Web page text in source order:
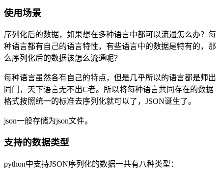
使用场景
序列化后的数据，如果想在多种语言中都可以流通怎么办？每
种语言都有自己的语言特性，有些语言中的数据是特有的，那
么序列化后的数据该怎么流通呢？
每种语言虽然各有自己的特点，但是几乎所以的语言都是师出
同门，天下语言无不出C者。所以将每种语言共同存在的数据
格式按照统一的标准去序列化就可以了，JSON诞生了。
json一般存储为json文件。
支持的数据类型
python中支持JSON序列化的数据一共有八种类型：